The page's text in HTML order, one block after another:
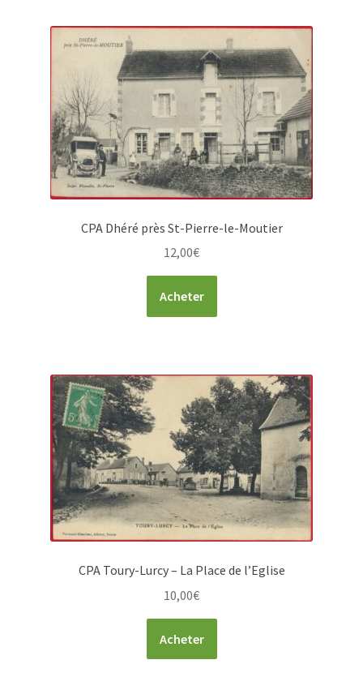
CPA Dhéré près St-Pierre-le-Moutier
12,00€
Acheter
CPA Toury-Lurcy – La Place de l’Eglise
10,00€
Acheter